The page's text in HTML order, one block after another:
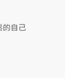
的自己